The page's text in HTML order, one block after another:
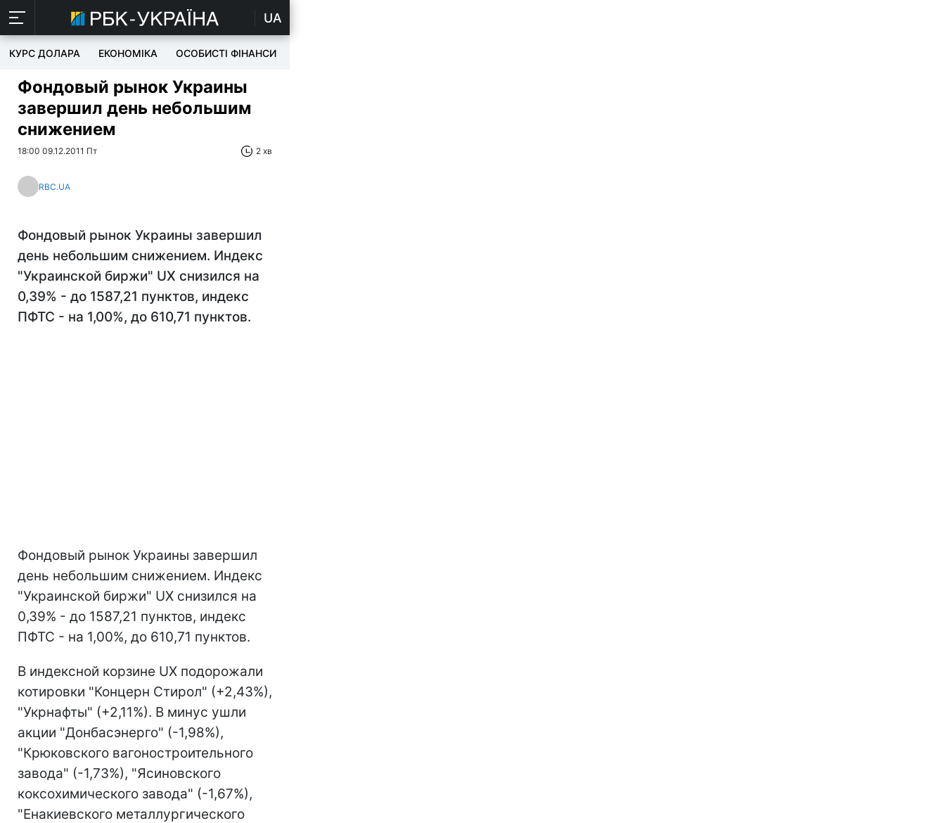
UA
КУРС ДОЛАРА ЕКОНОМІКА ОСОБИСТІ ФІНАНСИ
Фондовый рынок Украины
завершил день небольшим
снижением
18:00 09.12.2011 Пт 2 хв
RBC.UA
Фондовый рынок Украины завершил
день небольшим снижением. Индекс
"Украинской биржи" UX снизился на
0,39% - до 1587,21 пунктов, индекс
ПФТС - на 1,00%, до 610,71 пунктов.
Фондовый рынок Украины завершил
день небольшим снижением. Индекс
"Украинской биржи" UX снизился на
0,39% - до 1587,21 пунктов, индекс
ПФТС - на 1,00%, до 610,71 пунктов.
В индексной корзине UX подорожали
котировки "Концерн Стирол" (+2,43%),
"Укрнафты" (+2,11%). В минус ушли
акции "Донбасэнерго" (-1,98%),
"Крюковского вагоностроительного
завода" (-1,73%), "Ясиновского
коксохимического завода" (-1,67%),
"Енакиевского металлургического